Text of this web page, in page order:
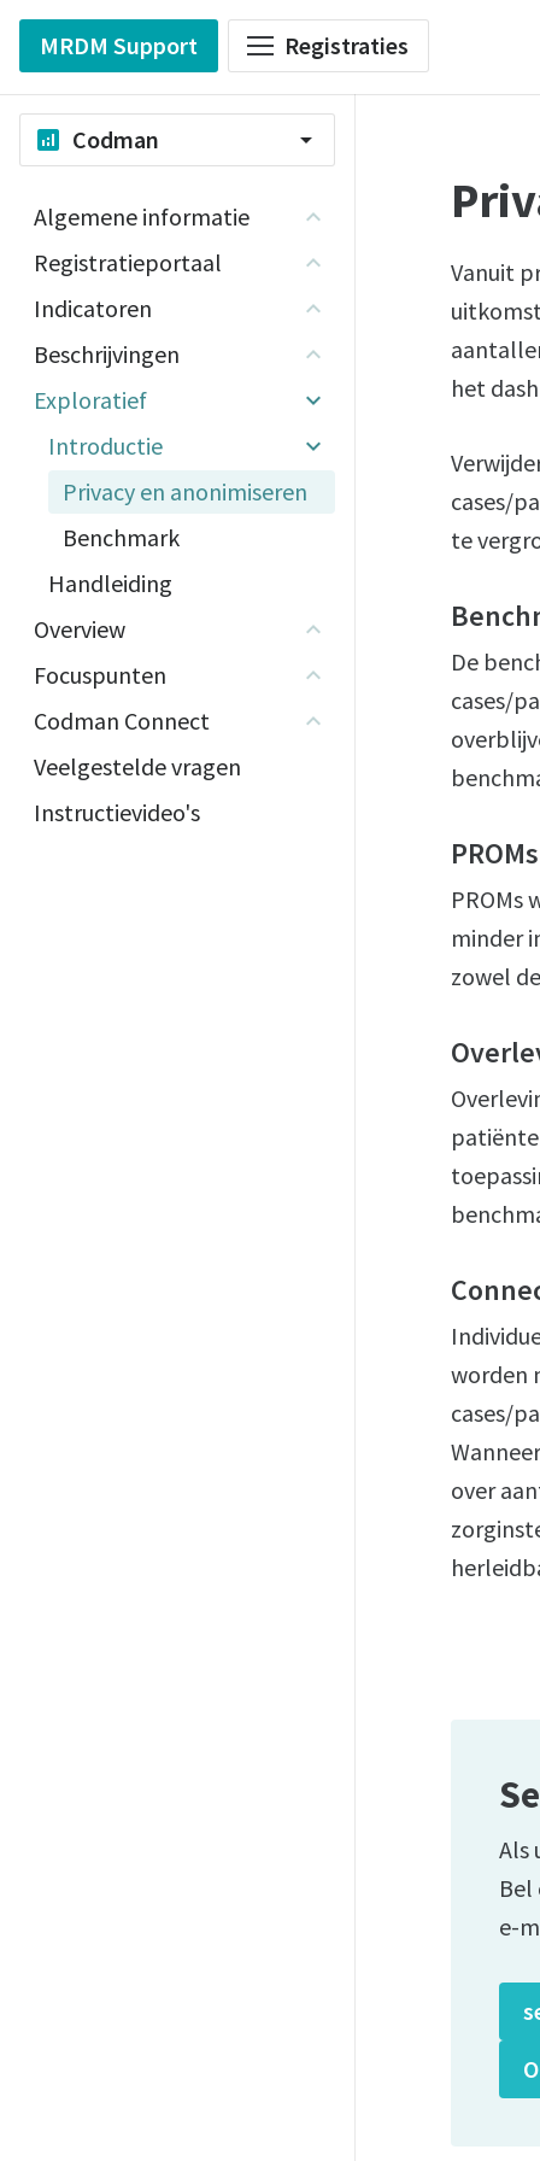
MRDM Support Registraties
analytics Codman arrow_drop_down
Algemene informatie
Registratieportaal
Indicatoren
Beschrijvingen
Exploratief
Introductie
Privacy en anonimiseren
Benchmark
Handleiding
Overview
Focuspunten
Codman Connect
Veelgestelde vragen
Instructievideo's
Vanuit
het
cases/
te
De
cases/
PROMs
PROMs
minder
zowel
worden
cases/
over
Als
e-